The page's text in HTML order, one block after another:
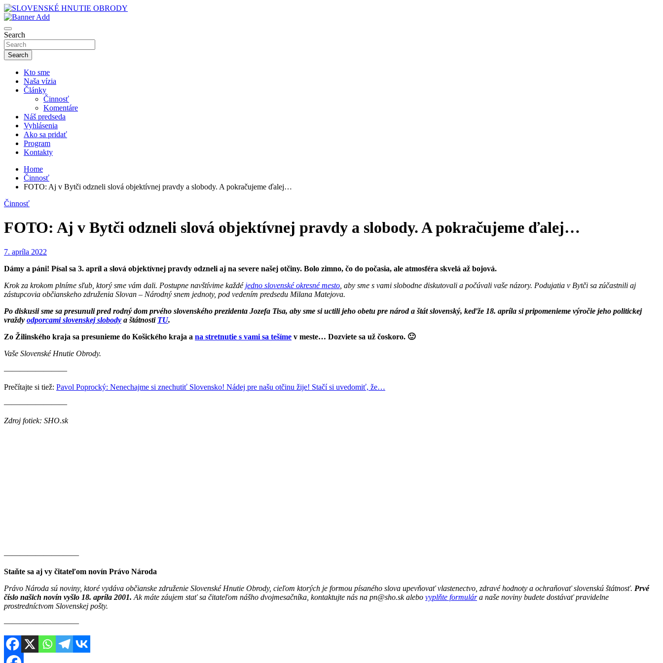
Skip
to
content
SLOVENSKÉ HNUTIE OBRODY
Search
Search
Kto sme
Naša vízia
Články
Činnosť
Komentáre
Náš predseda
Vyhlásenia
Ako sa pridať
Program
Kontakty
Home
Činnosť
FOTO: Aj v Bytči odzneli slová objektívnej pravdy a slobody. A pokračujeme ďalej…
Činnosť
FOTO: Aj v Bytči odzneli slová objektívnej pravdy a slobody. A pokračujeme ďalej…
7. apríla 2022
Dámy a páni! Písal sa 3. apríl a slová objektívnej pravdy odzneli aj na severe našej otčiny. Bolo zimno, čo do počasia, ale atmosféra skvelá až bojová.
Krok za krokom plníme sľub, ktorý sme vám dali. Postupne navštívime každé jedno slovenské okresné mesto , aby sme s vami slobodne diskutovali a počúvali vaše názory. Podujatia v Bytči sa zúčastnili aj
zástupcovia občianskeho združenia Slovan – Národný snem jednoty, pod vedením predsedu Milana Matejova.
Po diskusii sme sa presunuli pred rodný dom prvého slovenského prezidenta Jozefa Tisa, aby sme si uctili jeho obetu pre národ a štát slovenský, keďže 18. apríla si pripomenieme výročie jeho politickej
vraždy odporcami slovenskej slobody a štátnosti TU.
Zo Žilinského kraja sa presunieme do Košického kraja a na stretnutie s vami sa tešíme v meste… Dozviete sa už čoskoro. 🙂
Vaše Slovenské Hnutie Obrody.
————————
Prečítajte si tiež: Pavol Poprocký: Nenechajme si znechutiť Slovensko! Nádej pre našu otčinu žije! Stačí si uvedomiť, že…
————————
Zdroj fotiek: SHO.sk
———————–——
Staňte sa aj vy čitateľom novín Právo Národa
Právo Národa sú noviny, ktoré vydáva občianske združenie Slovenské Hnutie Obrody, cieľom ktorých je formou písaného slova upevňovať vlastenectvo, zdravé hodnoty a ochraňovať slovenskú štátnosť. Prvé
číslo našich novín vyšlo 18. apríla 2001. Ak máte záujem stať sa čitateľom nášho dvojmesačníka, kontaktujte nás na pn@sho.sk alebo vyplňte formulára naše noviny budete dostávať pravidelne
prostredníctvom Slovenskej pošty.
————————–—